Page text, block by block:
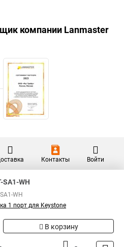
компании Lanmaster
Контакты Войти
SA1-WH
WH
1 порт для Keystone
В корзину